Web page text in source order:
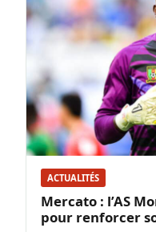
ACTUALITÉS
Mercato : l’AS
pour renforcer